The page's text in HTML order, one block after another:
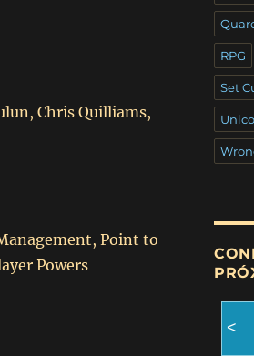
Chris Quilliams,
Point to
Powers
RPG
Set
<